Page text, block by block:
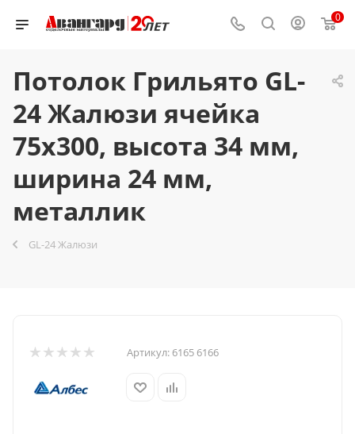
0
Потолок Грильято GL-
24 Жалюзи ячейка
75x300, высота 34 мм,
ширина 24 мм,
металлик
GL-24 Жалюзи
Артикул: 6165 6166